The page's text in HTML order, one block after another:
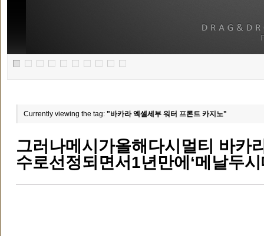
Currently viewing the tag: "바카라 엑셀세부 워터 프론트 카지노"
그러나메시가올해다시멀티 바카
수로선정되면서1년만에‘메날두